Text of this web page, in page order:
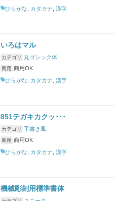
ひらがな
カタカナ 漢字
いろはマル
カテゴリ 丸ゴシック体
商用 商用OK
ひらがな
カタカナ 漢字
851テガキカクッ･･･
カテゴリ 手書き風
商用 商用OK
ひらがな
カタカナ 漢字
機械彫刻用標準書体